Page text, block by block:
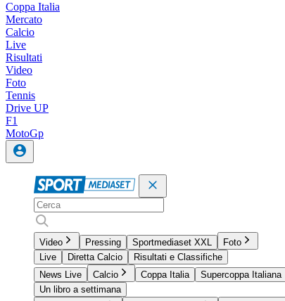
Coppa Italia
Mercato
Calcio
Live
Risultati
Video
Foto
Tennis
Drive UP
F1
MotoGp
Video Pressing Sportmediaset XXL
Foto
Live
Diretta Calcio
Risultati e Classifiche
News Live
Calcio Coppa Italia Supercoppa Italiana
Un libro a settimana